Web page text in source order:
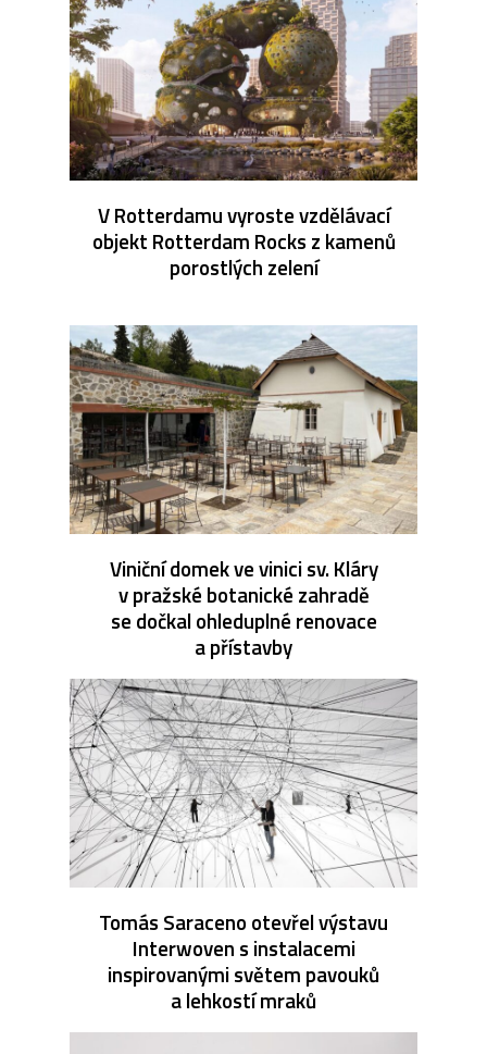
V Rotterdamu vyroste vzdělávací
objekt Rotterdam Rocks z kamenů
porostlých zelení
Viniční domek ve vinici sv. Kláry
v pražské botanické zahradě
se dočkal ohleduplné renovace
a přístavby
Tomás Saraceno otevřel výstavu
Interwoven s instalacemi
inspirovanými světem pavouků
a lehkostí mraků